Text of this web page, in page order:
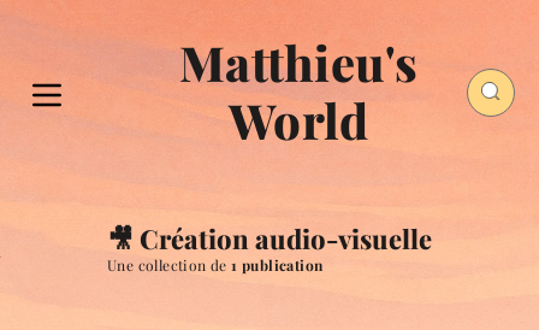
Matthieu's
World
🎥 Création audio-visuelle
Une collection de1 publication